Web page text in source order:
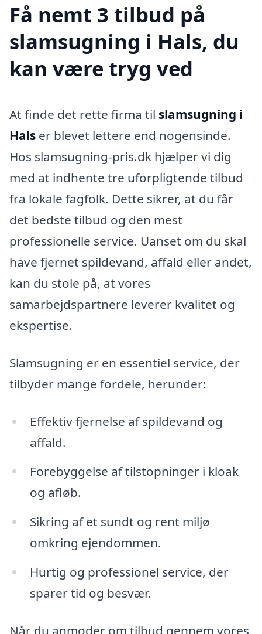
Få nemt 3 tilbud på
slamsugning i Hals, du
kan være tryg ved
At finde det rette firma til slamsugning i
Hals er blevet lettere end nogensinde.
Hos slamsugning-pris.dk hjælper vi dig
med at indhente tre uforpligtende tilbud
fra lokale fagfolk. Dette sikrer, at du får
det bedste tilbud og den mest
professionelle service. Uanset om du skal
have fjernet spildevand, affald eller andet,
kan du stole på, at vores
samarbejdspartnere leverer kvalitet og
ekspertise.
Slamsugning er en essentiel service, der
tilbyder mange fordele, herunder:
Effektiv fjernelse af spildevand og
affald.
Forebyggelse af tilstopninger i kloak
og afløb.
Sikring af et sundt og rent miljø
omkring ejendommen.
Hurtig og professionel service, der
sparer tid og besvær.
Når du anmoder om tilbud gennem vores